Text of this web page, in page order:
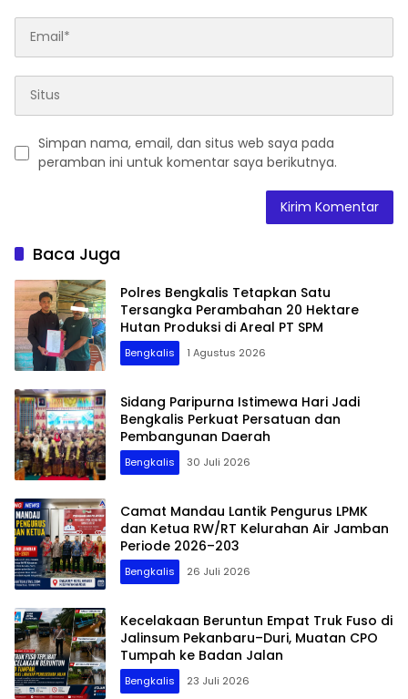
Simpan nama, email, dan situs web saya pada
peramban ini untuk komentar saya berikutnya.
Baca Juga
Polres Bengkalis Tetapkan Satu
Tersangka Perambahan 20 Hektare
Hutan Produksi di Areal PT SPM
Bengkalis 1 Agustus 2026
Sidang Paripurna Istimewa Hari Jadi
Bengkalis Perkuat Persatuan dan
Pembangunan Daerah
Bengkalis 30 Juli 2026
Camat Mandau Lantik Pengurus LPMK
dan Ketua RW/RT Kelurahan Air Jamban
Periode 2026–203
Bengkalis 26 Juli 2026
Kecelakaan Beruntun Empat Truk Fuso di
Jalinsum Pekanbaru–Duri, Muatan CPO
Tumpah ke Badan Jalan
Bengkalis 23 Juli 2026